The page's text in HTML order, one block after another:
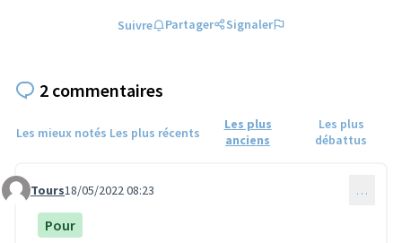
Suivre Partager Signaler
2 commentaires
Les mieux notés Les plus récents
Les plus
anciens
Les plus
débattus
Commentaire 736
Tours18/05/2022 08:23 …
Pour